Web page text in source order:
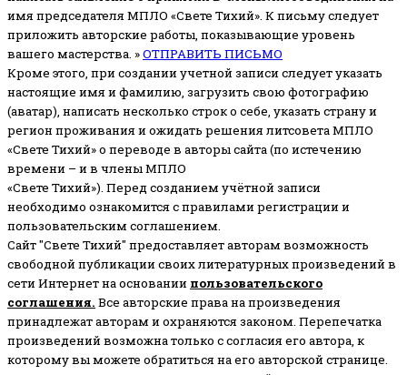
имя председателя МПЛО «Свете Тихий». К письму следует
приложить авторские работы, показывающие уровень
вашего мастерства. »ОТПРАВИТЬ ПИСЬМО
Кроме этого, при создании учетной записи следует указать
настоящие имя и фамилию, загрузить свою фотографию
(аватар), написать несколько строк о себе, указать страну и
регион проживания и ожидать решения литсовета МПЛО
«Свете Тихий» о переводе в авторы сайта (по истечению
времени – и в члены МПЛО
«Свете Тихий»). Перед созданием учётной записи
необходимо ознакомится с правилами регистрации и
пользовательским соглашением.
Сайт "Свете Тихий" предоставляет авторам возможность
свободной публикации своих литературных произведений в
сети Интернет на основании пользовательского
соглашения. Все авторские права на произведения
принадлежат авторам и охраняются законом. Перепечатка
произведений возможна только с согласия его автора, к
которому вы можете обратиться на его авторской странице.